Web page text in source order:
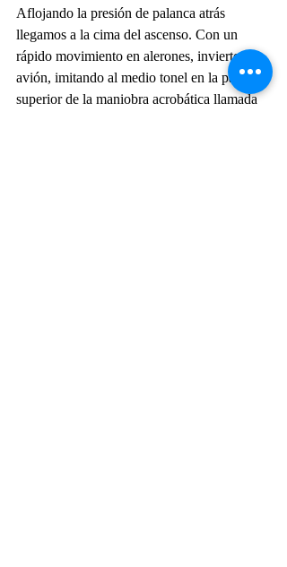
Aflojando la presión de palanca atrás
llegamos a la cima del ascenso. Con un
rápido movimiento en alerones, invierto el
avión, imitando al medio tonel en la parte
superior de la maniobra acrobática llamada